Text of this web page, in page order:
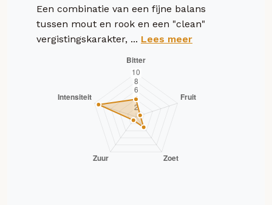
Een combinatie van een fijne balans
tussen mout en rook en een "clean"
vergistingskarakter, ... Lees meer